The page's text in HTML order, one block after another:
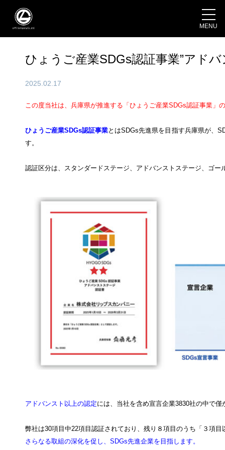
MENU
ひょうご産業SDGs認証事業”アド
2025.02.17
この度当社は、兵庫県が推進する「ひょうご産業SDGs認証事業」の
ひょうご産業SDGs認証事業とはSDGs先進県を目指す兵庫県が、
す。
認証区分は、スタンダードステージ、アドバンストステージ、ゴ
アドバンスト以上の認定には、当社を含め宣言企業3830社の中で
弊社は30項目中22項目認証されており、残り８項目のうち「３項
さらなる取組の深化を促し、 SDGs先進企業を目指します。